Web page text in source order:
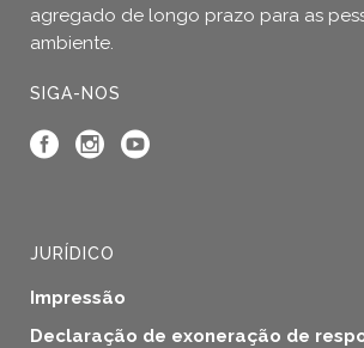
agregado de longo prazo para as
ambiente.
SIGA-NOS
JURÍDICO
Impressão
Declaração de exoneração de